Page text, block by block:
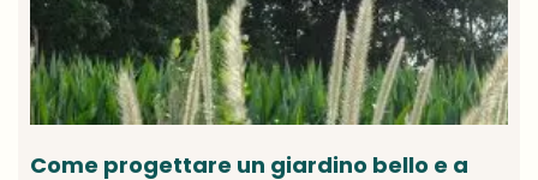
Come progettare un giardino bello e a